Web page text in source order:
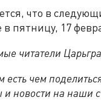
что в
в пятницу, 17
читатели
есть чем
и новости на наши